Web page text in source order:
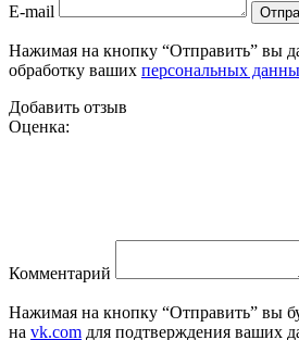
E-mail
Нажимая на кнопку “Отправить” вы
обработку ваших персональных
Добавить отзыв
Оценка:
Комментарий
Нажимая на кнопку “Отправить” вы
на vk.com для подтверждения ваших